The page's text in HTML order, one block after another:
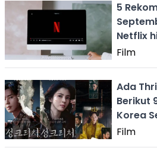
5
Netflix
Hotstar+
Film
Ada
Berikut
Korea
Film